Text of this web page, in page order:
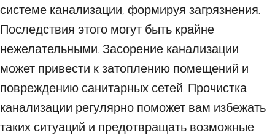
системе канализации, формируя загрязнения.
Последствия этого могут быть крайне
нежелательными. Засорение канализации
может привести к затоплению помещений и
повреждению санитарных сетей. Прочистка
канализации регулярно поможет вам избежать
таких ситуаций и предотвращать возможные